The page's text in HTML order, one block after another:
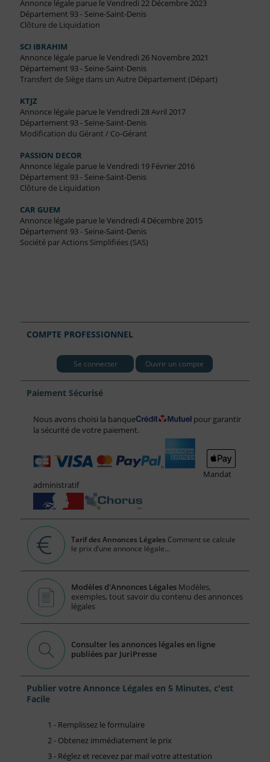
Annonce légale parue le Vendredi 22 Décembre 2023
Département 93 - Seine-Saint-Denis
Clôture de Liquidation
SCI IBRAHIM
Annonce légale parue le Vendredi 26 Novembre 2021
Département 93 - Seine-Saint-Denis
Transfert de Siège dans un Autre Département (Départ)
KTJZ
Annonce légale parue le Vendredi 28 Avril 2017
Département 93 - Seine-Saint-Denis
Modification du Gérant / Co-Gérant
PASSION DECOR
Annonce légale parue le Vendredi 19 Février 2016
Département 93 - Seine-Saint-Denis
Clôture de Liquidation
CAR GUEM
Annonce légale parue le Vendredi 4 Décembre 2015
Département 93 - Seine-Saint-Denis
Société par Actions Simplifiées (SAS)
COMPTE PROFESSIONNEL
Se connecter Ouvrir un compte
Paiement Sécurisé
Nous avons choisi la banque
pour garantir
la sécurité de votre paiement.
Mandat
administratif
Tarif des Annonces Légales Comment se calcule
le prix d’une annonce légale...
Modèles d'Annonces Légales Modèles,
exemples, tout savoir du contenu des annonces
légales
Consulter les annonces légales en ligne
publiées par JuriPresse
Publier votre Annonce Légales en 5 Minutes, c'est
Facile
1 - Remplissez le formulaire
2 - Obtenez immédiatement le prix
3 - Réglez et recevez par mail votre attestation